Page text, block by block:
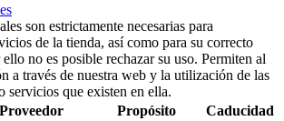
son estrictamente necesarias para
de la tienda, así como para su correcto
no es posible rechazar su uso. Permiten al
a través de nuestra web y la utilización de las
servicios que existen en ella.
Proveedor Propósito Caducidad